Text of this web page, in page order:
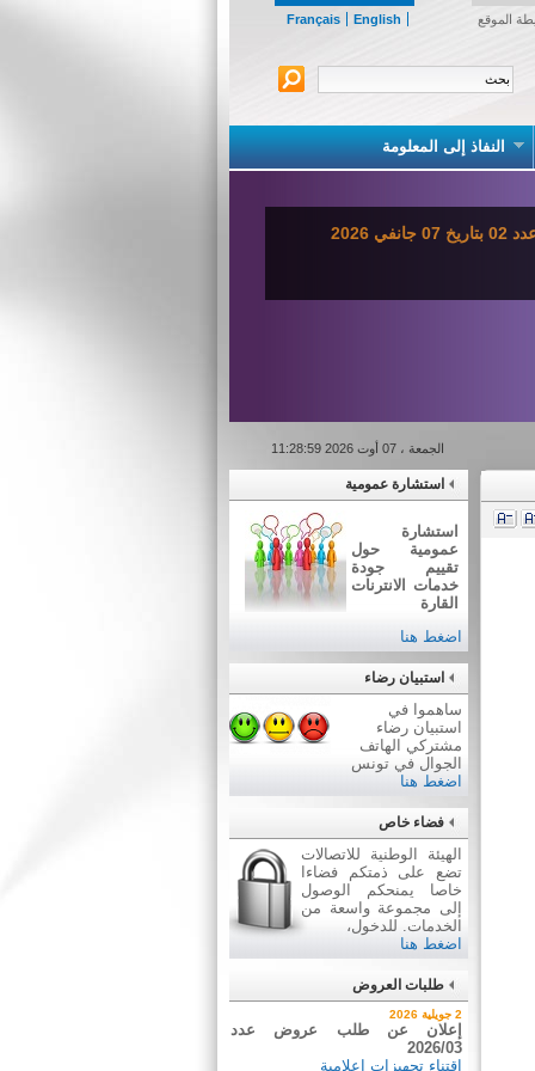
Français English الموقع
النفاذ إلى المعلومة
2026
الجمعة ، 07 أوت 2026 11:28:59
استشارة عمومية
استشارة
عمومية حول
تقييم جودة
خدمات الانترنات
القارة
اضغط هنا
استبيان رضاء
ساهموا في
استبيان رضاء
مشتركي الهاتف
الجوال في تونس
اضغط هنا
فضاء خاص
الهيئة الوطنية للاتصالات
تضع على ذمتكم فضاءا
خاصا يمنحكم الوصول
إلى مجموعة واسعة من
الخدمات. للدخول،
اضغط هنا
طلبات العروض
7 أوت 2026
نتيجة بيع وسائل نقل عن طريق
ظروف مغلقة عدد 01/2026
بيع وسائل نقل عن طريق ظروف
2 جويلية 2026
إعلان عن طلب عروض عدد
2026/03
اقتناء تجهيزات إعلامية